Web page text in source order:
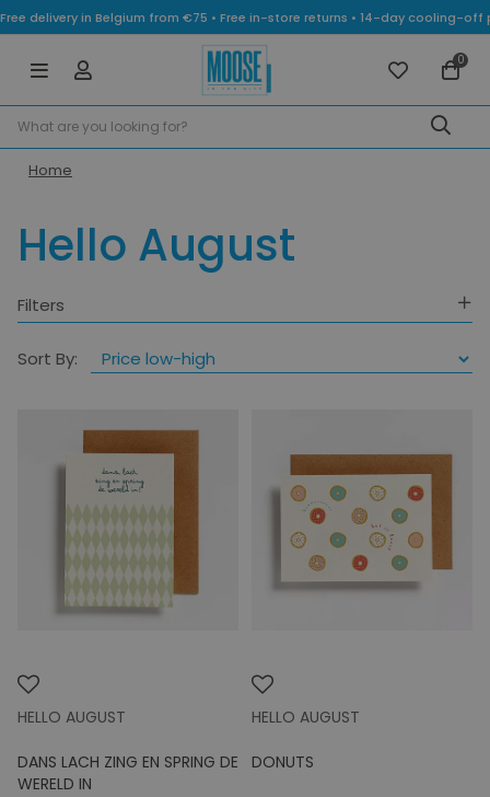
Free delivery in Belgium from €75 • Free in-store returns • 14-day cooling-
0
Home
Hello August
Filters
Sort By:
HELLO AUGUST
DANS LACH ZING EN SPRING DE
WERELD IN
HELLO AUGUST
DONUTS